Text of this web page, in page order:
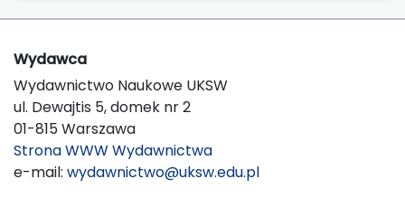
Wydawca
Wydawnictwo Naukowe UKSW
ul. Dewajtis 5, domek nr 2
01-815 Warszawa
Strona WWW Wydawnictwa
e-mail: wydawnictwo@uksw.edu.pl